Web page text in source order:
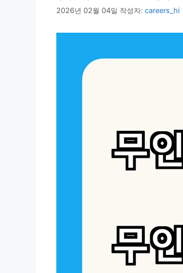
2026년 02월 04일 작성자: careers_hi